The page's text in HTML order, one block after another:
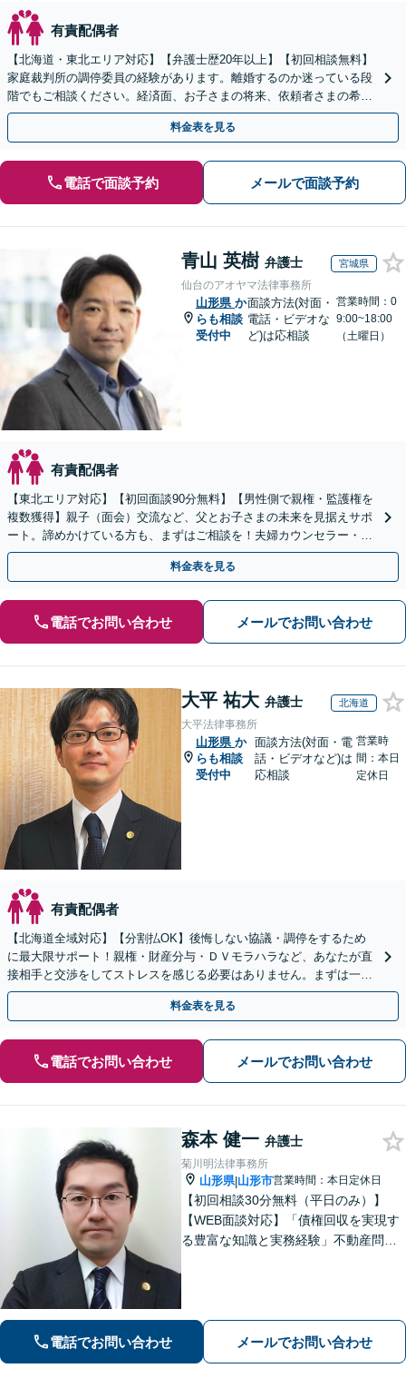
有責配偶者
【北海道・東北エリア対応】【弁護士歴20年以上】【初回相談無料】
家庭裁判所の調停委員の経験があります。離婚するのか迷っている段
階でもご相談ください。経済面、お子さまの将来、依頼者さまの希望
を考慮した最善の解決策をご提案します。
料金表を見る
電話で面談予約 メールで面談予約
青山 英樹 弁護士 宮城県
仙台のアオヤマ法律事務所
山形県 か
らも相談
受付中
面談方法(対面・
電話・ビデオな
ど)は応相談
営業時間：0
9:00~18:00
（土曜日）
有責配偶者
【東北エリア対応】【初回面談90分無料】【男性側で親権・監護権を
複数獲得】親子（面会）交流など、父とお子さまの未来を見据えサポ
ート。諦めかけている方も、まずはご相談を！夫婦カウンセラー・公
認会計士資格あり【WEB面談可】【夜間・土曜対応】
料金表を見る
電話でお問い合わせ メールでお問い合わせ
大平 祐大 弁護士 北海道
大平法律事務所
山形県 か
らも相談
受付中
面談方法(対面・電
話・ビデオなど)は
応相談
営業時
間：本日
定休日
有責配偶者
【北海道全域対応】【分割払OK】後悔しない協議・調停をするため
に最大限サポート！親権・財産分与・ＤＶモラハラなど、あなたが直
接相手と交渉をしてストレスを感じる必要はありません。まずは一度
ご相談ください。
料金表を見る
電話でお問い合わせ メールでお問い合わせ
森本 健一 弁護士
菊川明法律事務所
山形県|山形市営業時間：本日定休日
【初回相談30分無料（平日のみ）】
【WEB面談対応】「債権回収を実現す
る豊富な知識と実務経験」不動産問
【休日・夜間相談可】
電話でお問い合わせ メールでお問い合わせ